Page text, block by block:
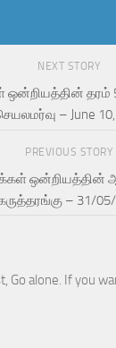
NEXT STORY
தரம்
– June
PREVIOUS STORY
ஒன்றியத்தின்
– 31/
Go alone. If you